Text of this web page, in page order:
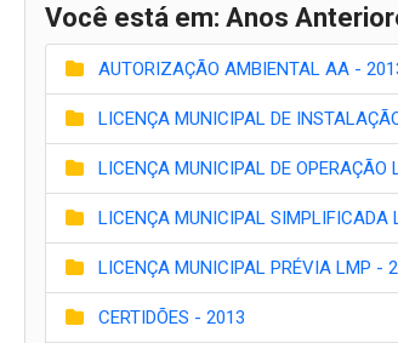
Você está em: Anos
AUTORIZAÇÃO AMBIENTAL AA -
LICENÇA MUNICIPAL DE
LICENÇA MUNICIPAL DE OPERAÇÃO
LICENÇA MUNICIPAL SIMPLIFICADA
LICENÇA MUNICIPAL PRÉVIA LMP -
CERTIDÕES - 2013